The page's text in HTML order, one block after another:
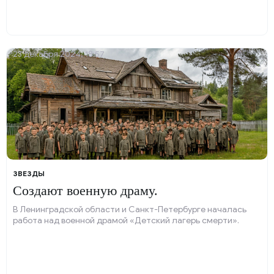
ЗВЕЗДЫ
Создают военную драму.
В Ленинградской области и Санкт-Петербурге началась
работа над военной драмой «Детский лагерь смерти».
23 декабря 2024, 18:57